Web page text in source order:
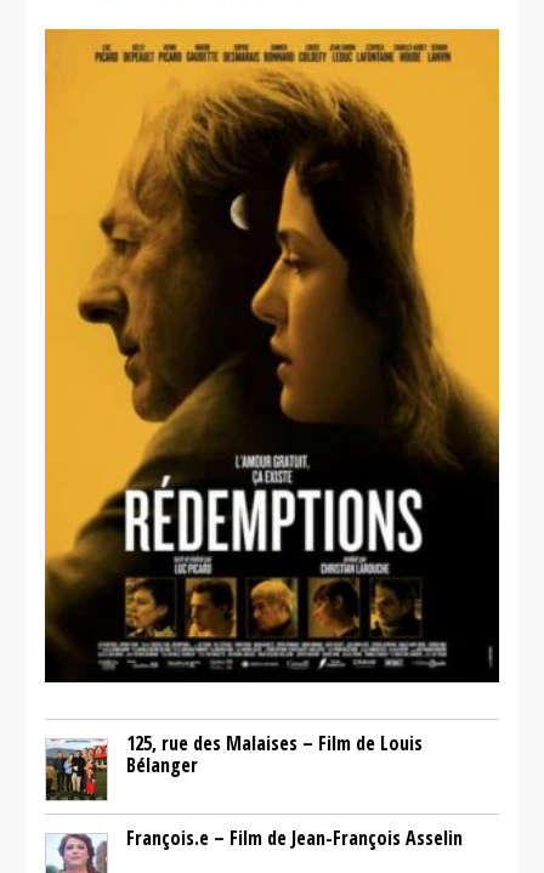
125, rue des Malaises – Film de Louis
Bélanger
François.e – Film de Jean-François Asselin